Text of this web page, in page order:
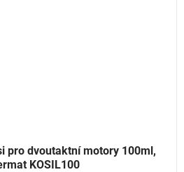
pro dvoutaktní motory 100ml,
KOSIL100